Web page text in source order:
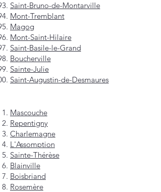
Saint-Bruno-de-Montarville
Mont-Tremblant
Magog
Mont-Saint-Hilaire
Saint-Basile-le-Grand
Boucherville
Sainte-Julie
Saint-Augustin-de-Desmaures
Mascouche
Repentigny
Charlemagne
L'Assomption
Sainte-Thérèse
Blainville
Boisbriand
Rosemère